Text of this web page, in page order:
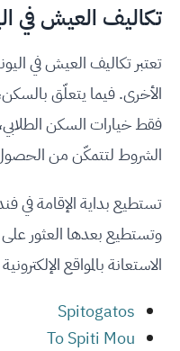
تكاليف العيش في
تعتبر تكاليف العيش في
الأخرى. فيما يتعلّق
فقط خيارات السكن
الشروط لتتمكّن من
تستطيع بداية الإقامة في
وتستطيع بعدها العثور
الاستعانة بالمواقع
Spitogatos
To Spiti Mou